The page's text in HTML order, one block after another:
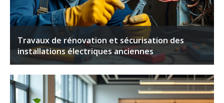
Travaux de rénovation et sécurisation des
installations électriques anciennes